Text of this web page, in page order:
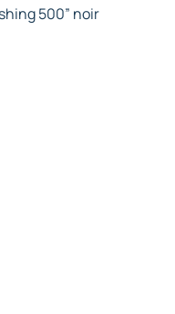
500” noir